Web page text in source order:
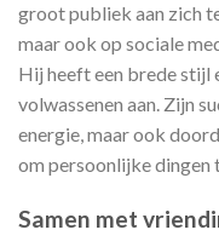
groot publiek aan zich
maar ook op sociale
Hij heeft een brede stijl
volwassenen aan. Zijn
energie, maar ook
om persoonlijke dingen
Samen met